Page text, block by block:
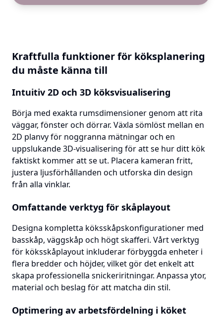
Kraftfulla funktioner för köksplanering
du måste känna till
Intuitiv 2D och 3D köksvisualisering
Börja med exakta rumsdimensioner genom att rita
väggar, fönster och dörrar. Växla sömlöst mellan en
2D planvy för noggranna mätningar och en
uppslukande 3D-visualisering för att se hur ditt kök
faktiskt kommer att se ut. Placera kameran fritt,
justera ljusförhållanden och utforska din design
från alla vinklar.
Omfattande verktyg för skåplayout
Designa kompletta köksskåpskonfigurationer med
basskåp, väggskåp och högt skafferi. Vårt verktyg
för köksskåplayout inkluderar förbyggda enheter i
flera bredder och höjder, vilket gör det enkelt att
skapa professionella snickeriritningar. Anpassa ytor,
material och beslag för att matcha din stil.
Optimering av arbetsfördelning i köket